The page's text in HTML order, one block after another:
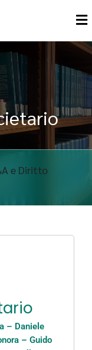
e Diritto
– Daniele
– Guido